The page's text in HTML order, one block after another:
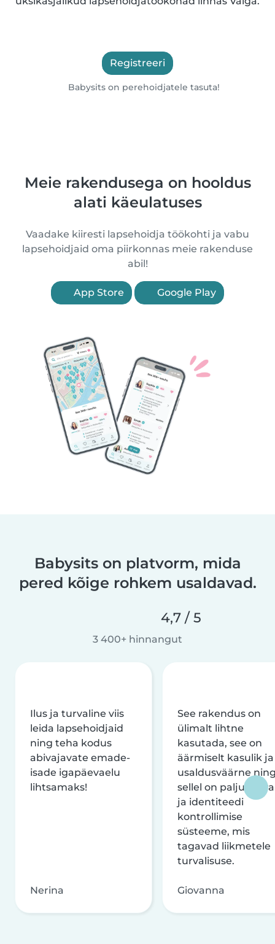
Registreeri
Babysits on perehoidjatele tasuta!
Meie rakendusega on hooldus
alati käeulatuses
Vaadake kiiresti lapsehoidja töökohti ja vabu
lapsehoidjaid oma piirkonnas meie rakenduse
abil!
App Store Google Play
Babysits on platvorm, mida
pered kõige rohkem usaldavad.
4,7 / 5
3 400+ hinnangut
Ilus ja turvaline viis
leida lapsehoidjaid
ning teha kodus
abivajavate emade-
isade igapäevaelu
lihtsamaks!
Nerina
See rakendus on
ülimalt lihtne
kasutada, see on
äärmiselt kasulik ja
usaldusväärne
sellel on palju
ja identiteedi
kontrollimise
süsteeme, mis
tagavad liikmetele
turvalisuse.
Giovanna